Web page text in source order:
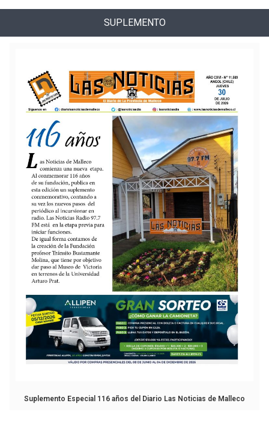
SUPLEMENTO
Suplemento Especial 116 años del Diario Las Noticias de Malleco